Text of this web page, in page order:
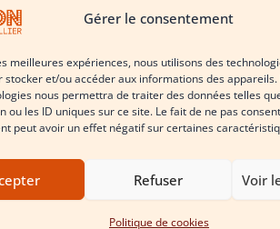
Gérer le consentement
meilleures expériences, nous utilisons des
stocker et/ou accéder aux informations des
nous permettra de traiter des données telles
ou les ID uniques sur ce site. Le fait de ne pas
peut avoir un effet négatif sur certaines
Refuser Voir
Politique de cookies
Le théâtre comme vous ne
(UE)